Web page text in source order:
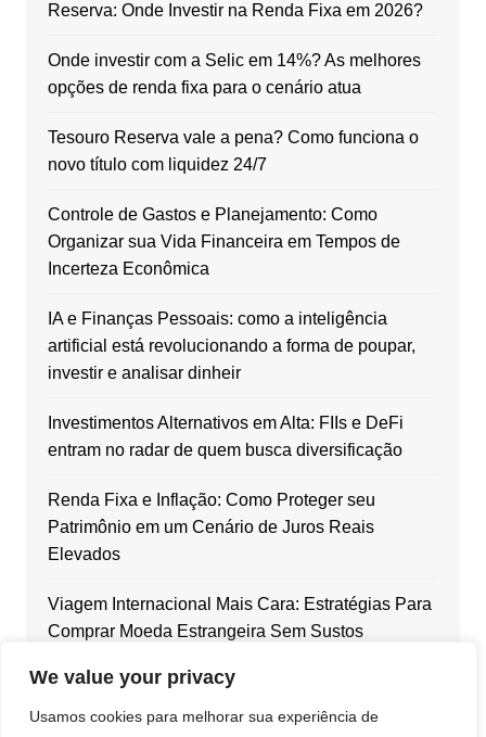
We value your privacy
Usamos cookies para melhorar sua experiência de
Reserva: Onde Investir na Renda Fixa em 2026?
Onde investir com a Selic em 14%? As melhores
opções de renda fixa para o cenário atua
Tesouro Reserva vale a pena? Como funciona o
novo título com liquidez 24/7
Controle de Gastos e Planejamento: Como
Organizar sua Vida Financeira em Tempos de
Incerteza Econômica
IA e Finanças Pessoais: como a inteligência
artificial está revolucionando a forma de poupar,
investir e analisar dinheir
Investimentos Alternativos em Alta: FIIs e DeFi
entram no radar de quem busca diversificação
Renda Fixa e Inflação: Como Proteger seu
Patrimônio em um Cenário de Juros Reais
Elevados
Viagem Internacional Mais Cara: Estratégias Para
Comprar Moeda Estrangeira Sem Sustos
Dólar em Alta: Como Blindar Seu Patrimônio com
Ativos Internacionais